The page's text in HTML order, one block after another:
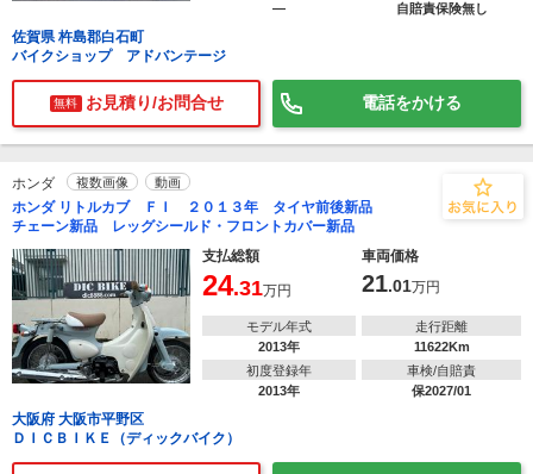
―
自賠責保険無し
佐賀県 杵島郡白石町
バイクショップ アドバンテージ
無料 お見積り/お問合せ 電話をかける
ホンダ 複数画像 動画
ホンダ リトルカブ ＦＩ ２０１３年 タイヤ前後新品
チェーン新品 レッグシールド・フロントカバー新品
支払総額
車両価格
24.31万円 21.01万円
モデル年式
2013年
走行距離
11622Km
初度登録年
2013年
車検/自賠責
保2027/01
大阪府 大阪市平野区
ＤＩＣＢＩＫＥ（ディックバイク）